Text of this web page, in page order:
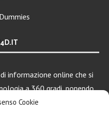
Cookie
informazione online che si
a 360 gradi, ponendo
mondo Android, Apple e